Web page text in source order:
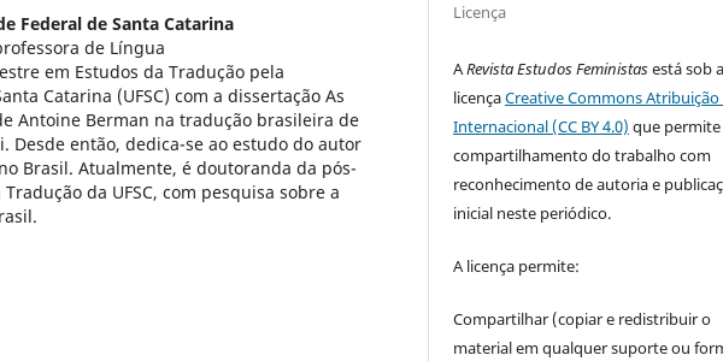
Federal de Santa Catarina
de Língua
em Estudos da Tradução pela
Catarina (UFSC) com a dissertação As
Antoine Berman na tradução brasileira de
Desde então, dedica-se ao estudo do autor
Brasil. Atualmente, é doutoranda da pós-
da UFSC, com pesquisa sobre a
Licença
ARevista Estudos Feministasestá sob a
licençaCreative Commons Atribuição
Internacional (CC BY 4.0) que
compartilhamento do trabalho com
reconhecimento de autoria e
inicial neste periódico.
A licença permite:
Compartilhar (copiar e redistribuir o
material em qualquer suporte ou